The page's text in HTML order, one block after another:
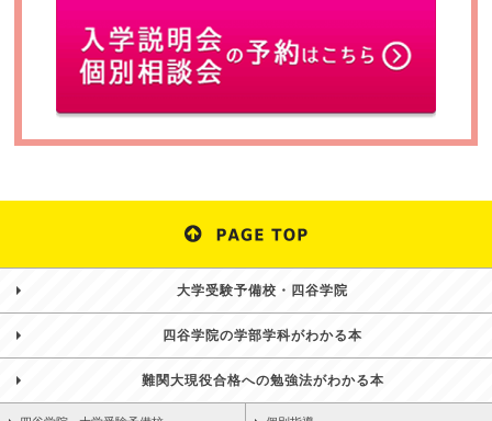
大学受験予備校・四谷学院
四谷学院の学部学科がわかる本
難関大現役合格への勉強法がわかる本